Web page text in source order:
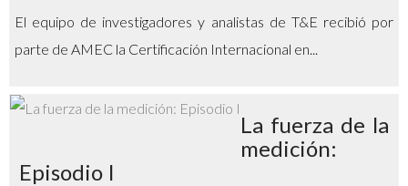
El equipo de investigadores y analistas de T&E recibió por
parte de AMEC la Certificación Internacional en...
La fuerza de la
medición:
Episodio I